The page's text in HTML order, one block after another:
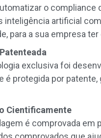
o compliance
inteligência artificial
para a sua empresa
exclusiva foi
é protegida por
Cientificamente
é comprovada em